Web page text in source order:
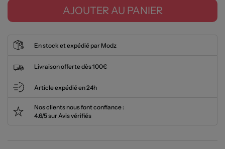
AJOUTER AU PANIER
En stock et expédié par Modz
Livraison offerte dès 100€
Article expédié en 24h
Nos clients nous font confiance :
4.6/5 sur Avis vérifiés